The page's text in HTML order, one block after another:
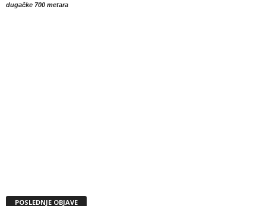
dugačke 700 metara
POSLEDNJE OBJAVE